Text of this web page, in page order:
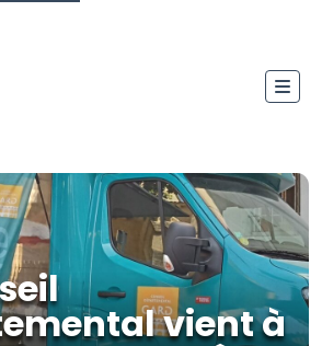
vient à